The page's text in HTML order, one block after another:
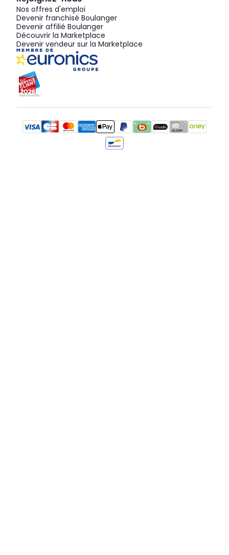
Nos offres d'emploi
Devenir franchisé Boulanger
Devenir affilié Boulanger
Découvrir la Marketplace
Devenir vendeur sur la Marketplace